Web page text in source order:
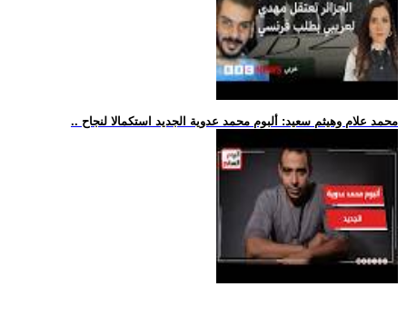
.. محمد علام وهيثم سعيد: ألبوم محمد عدوية الجديد استكمالا لنجاح